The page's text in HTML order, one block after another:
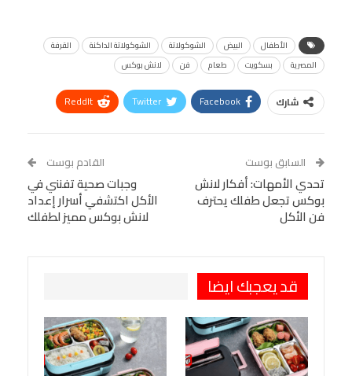
الأطفال البيض الشوكولاتة الشوكولاتة الداكنة
القرفة
المصرية
بسكويت طعام فن لانش بوكس
شارك Facebook
Twitter
ReddIt
Tumblr
البريد الإلكتروني
StumbleUpon
VK
Digg
LINE
BlackBerry
Viber
السابق بوست
تحدي الأمهات: أفكار لانش
بوكس تجعل طفلك يحترف
فن الأكل
القادم بوست
وجبات صحية تفنني في
الأكل اكتشفي أسرار إعداد
لانش بوكس مميز لطفلك
قد يعجبك ايضا